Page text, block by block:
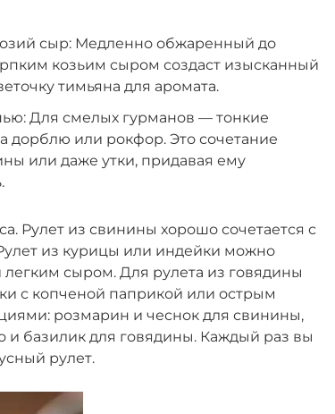
сыр: Медленно обжаренный до
козьим сыром создаст изысканный
тимьяна для аромата.
Для смелых гурманов — тонкие
или рокфор. Это сочетание
или даже утки, придавая ему
Рулет из свинины хорошо сочетается с
из курицы или индейки можно
сыром. Для рулета из говядины
с копченой паприкой или острым
розмарин и чеснок для свинины,
и базилик для говядины. Каждый раз вы
рулет.